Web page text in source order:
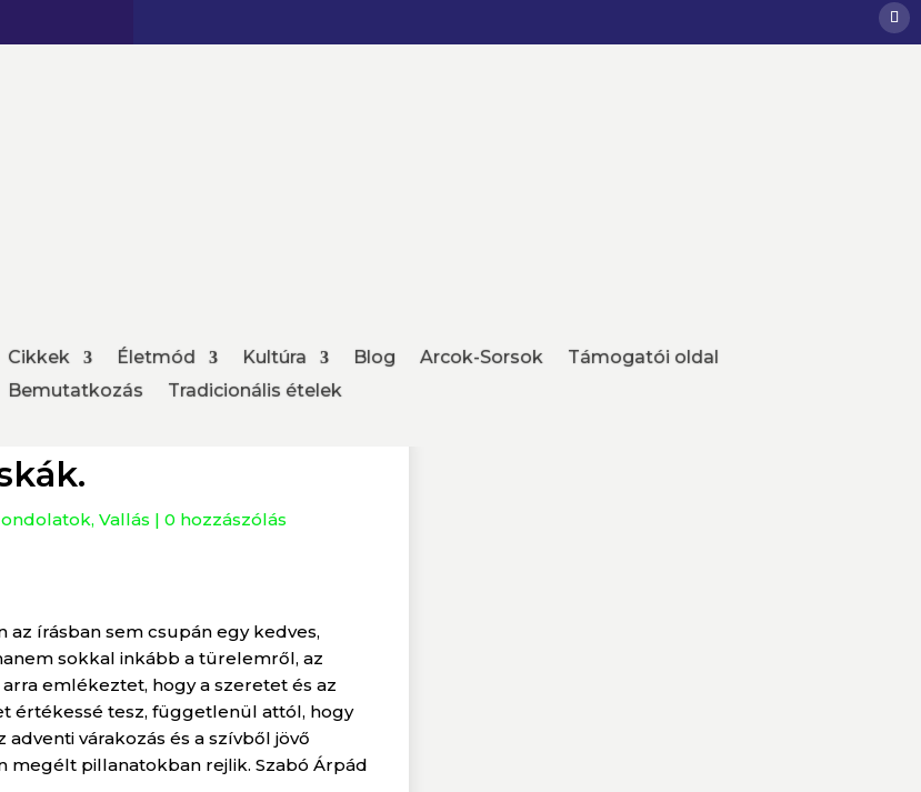
Cikkek Életmód Kultúra Blog Arcok-Sorsok
Támogatói oldal
Bemutatkozás
Tradicionális ételek
, Vallás | 0 hozzászólás
írásban sem csupán egy kedves,
sokkal inkább a türelemről, az
emlékeztet, hogy a szeretet és az
értékessé tesz, függetlenül attól, hogy
várakozás és a szívből jövő
megélt pillanatokban rejlik. Szabó Árpád